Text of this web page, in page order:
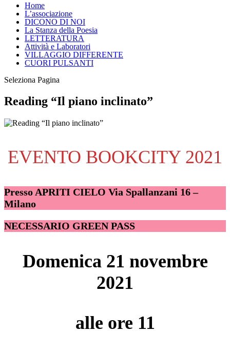
Home
L’associazione
DICONO DI NOI
La Stanza della Poesia
LETTERATURA
Attività e Laboratori
VILLAGGIO DIFFERENTE
CUORI PULSANTI
Seleziona Pagina
Reading “Il piano inclinato”
EVENTO BOOKCITY 2021
Presso APRITI CIELO Via Spallanzani 16 –
Milano
NECESSARIO GREEN PASS
Domenica 21 novembre
2021
alle ore 11